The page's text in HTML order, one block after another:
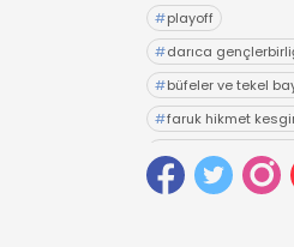
#playoff
#darıca
#büfeler ve tekel
#faruk hikmet
#gölcük
# tuncay yıldız #